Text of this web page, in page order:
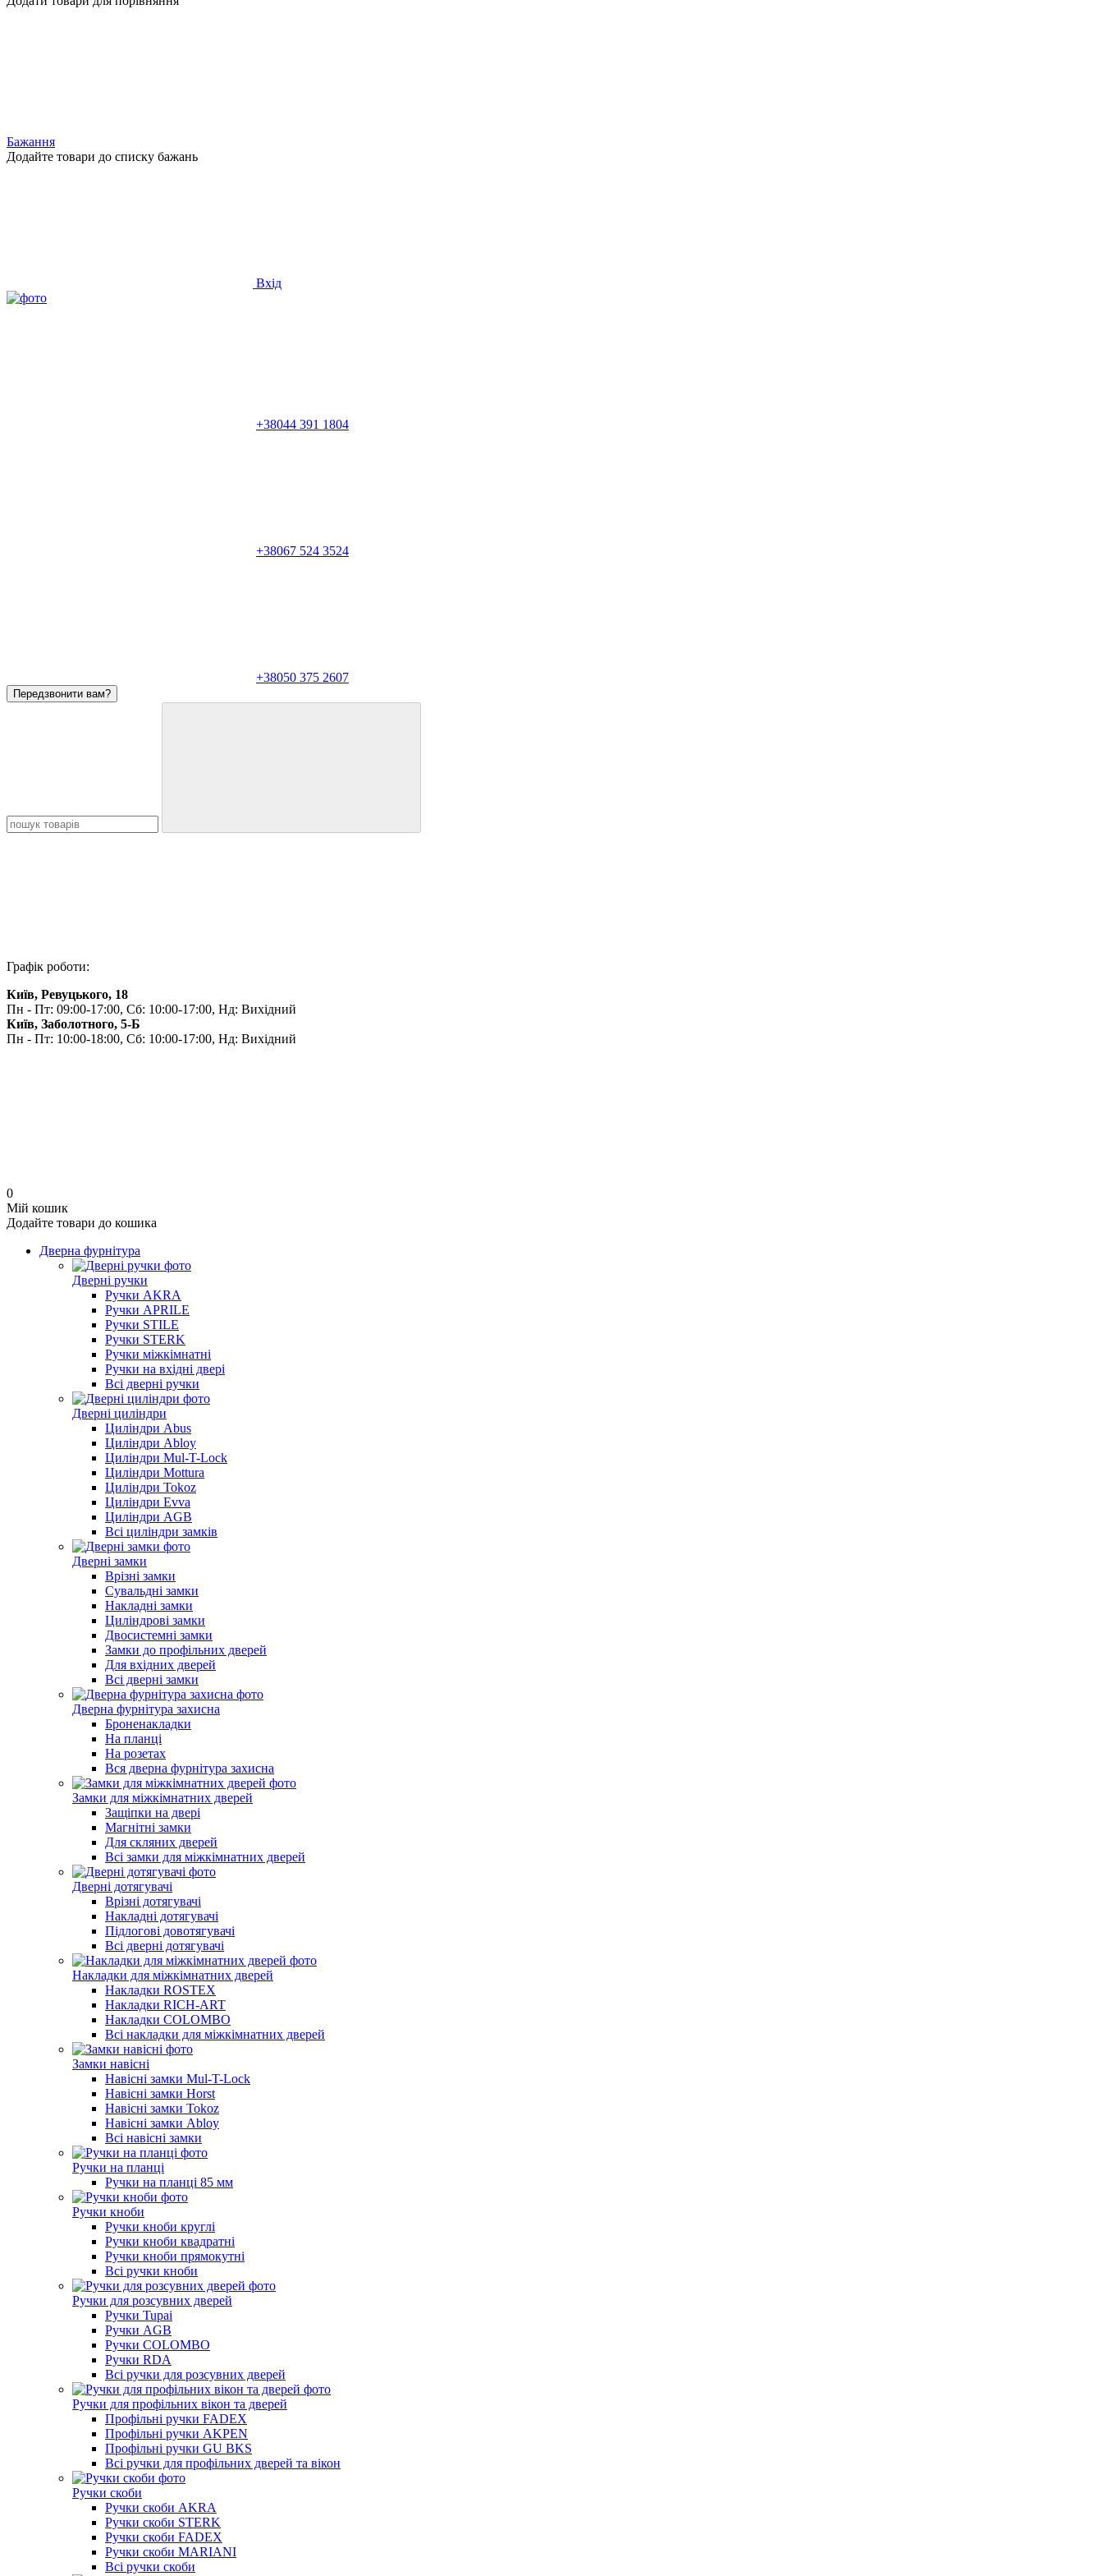
Бажання
Додайте товари до списку бажань
Вхід
+38044 391 1804
+38067 524 3524
+38050 375 2607
Передзвонити вам?
Графік роботи:
Київ, Ревуцького, 18
Пн - Пт: 09:00-17:00, Сб: 10:00-17:00, Нд: Вихідний
Київ, Заболотного, 5-Б
Пн - Пт: 10:00-18:00, Сб: 10:00-17:00, Нд: Вихідний
0
Мій кошик
Додайте товари до кошика
Дверна фурнітура
Дверні ручки
Ручки AKRA
Ручки APRILE
Ручки STILE
Ручки STERK
Ручки міжкімнатні
Ручки на вхідні двері
Всі дверні ручки
Дверні циліндри
Циліндри Abus
Циліндри Abloy
Циліндри Mul-T-Lock
Циліндри Mottura
Циліндри Tokoz
Циліндри Evva
Циліндри AGB
Всі циліндри замків
Дверні замки
Врізні замки
Сувальдні замки
Накладні замки
Циліндрові замки
Двосистемні замки
Замки до профільних дверей
Для вхідних дверей
Всі дверні замки
Дверна фурнітура захисна
Броненакладки
На планці
На розетах
Вся дверна фурнітура захисна
Замки для міжкімнатних дверей
Защіпки на двері
Магнітні замки
Для скляних дверей
Всі замки для міжкімнатних дверей
Дверні дотягувачі
Врізні дотягувачі
Накладні дотягувачі
Підлогові довотягувачі
Всі дверні дотягувачі
Накладки для міжкімнатних дверей
Накладки ROSTEX
Накладки RICH-ART
Накладки COLOMBO
Всі накладки для міжкімнатних дверей
Замки навісні
Навісні замки Mul-T-Lock
Навісні замки Horst
Навісні замки Tokoz
Навісні замки Abloy
Всі навісні замки
Ручки на планці
Ручки на планці 85 мм
Ручки кноби
Ручки кноби круглі
Ручки кноби квадратні
Ручки кноби прямокутні
Всі ручки кноби
Ручки для розсувних дверей
Ручки Tupai
Ручки AGB
Ручки COLOMBO
Ручки RDA
Всі ручки для розсувних дверей
Ручки для профільних вікон та дверей
Профільні ручки FADEX
Профільні ручки AKPEN
Профільні ручки GU BKS
Всі ручки для профільних дверей та вікон
Ручки скоби
Ручки скоби AKRA
Ручки скоби STERK
Ручки скоби FADEX
Ручки скоби MARIANI
Всі ручки скоби